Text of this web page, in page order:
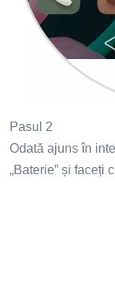
Pasul 2
Odată ajuns în
„Baterie” și faceți